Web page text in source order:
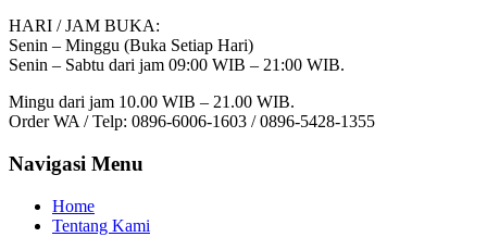
HARI / JAM BUKA:
Senin – Minggu (Buka Setiap Hari)
Senin – Sabtu dari jam 09:00 WIB – 21:00 WIB.
Mingu dari jam 10.00 WIB – 21.00 WIB.
Order WA / Telp: 0896-6006-1603 / 0896-5428-1355
Navigasi Menu
Home
Tentang Kami